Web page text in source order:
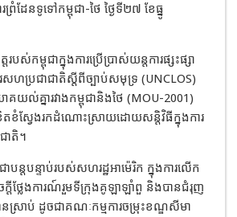
ដែនទូទៅកម្ពុជា-ថៃ ថ្ងៃទី២៧ ខែធ្នូ
ស់កម្ពុជាក្នុងការប្រើប្រាស់យន្តការផ្សះផ្សា
ហប្រជាជាតិស្តីពីច្បាប់សមុទ្រ (UNCLOS)
យល់គ្នារវាងកម្ពុជានិងថៃ (MOU-2001)
ខំស្វែងរកដំណោះស្រាយដោយសន្តិវិធីក្នុងការ
ាតិ។
តបន្ទាប់របស់សហរដ្ឋអាម៉េរិក ក្នុងការលើក
ក្តីថ្លែងការណ៍រួមទីក្រុងគូឡាឡាំពួ និងបានជំរុញ
នស្រាប់ ដូចជាគណៈកម្មការចម្រុះខណ្ឌសីមា